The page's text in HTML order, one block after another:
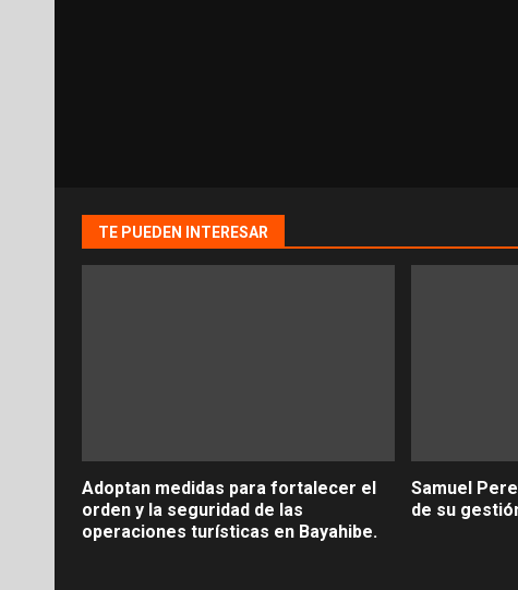
TE PUEDEN INTERESAR
Adoptan medidas para fortalecer el
orden y la seguridad de las
operaciones turísticas en Bayahibe.
Samuel
de su